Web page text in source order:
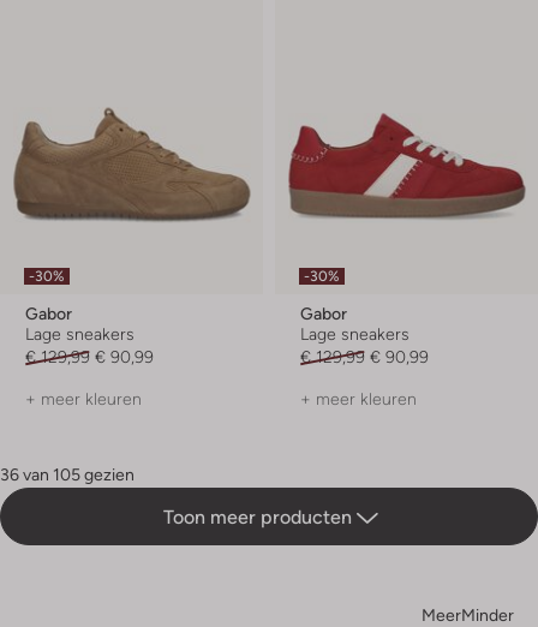
-30%
Gabor
Lage sneakers
€ 129,99 € 90,99
+ meer kleuren
-30%
Gabor
Lage sneakers
€ 129,99 € 90,99
+ meer kleuren
36 van 105 gezien
Toon meer producten
MeerMinder